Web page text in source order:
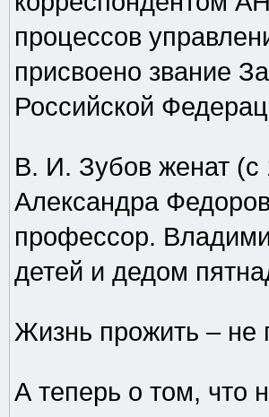
процессов
присвоено звание
Российской
В. И. Зубов женат (с
Александра
профессор.
детей и дедом
Жизнь прожить – не
А теперь о том,